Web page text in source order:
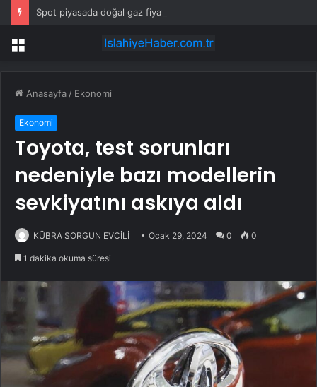
Spot piyasada doğal gaz fiyatları -26 Temmuz 2026
Menü
Anasayfa / Ekonomi
Ekonomi
Toyota, test sorunları
nedeniyle bazı modellerin
sevkiyatını askıya aldı
KÜBRA SORGUN EVCİLİ Ocak 29, 2024 0 0
1 dakika okuma süresi